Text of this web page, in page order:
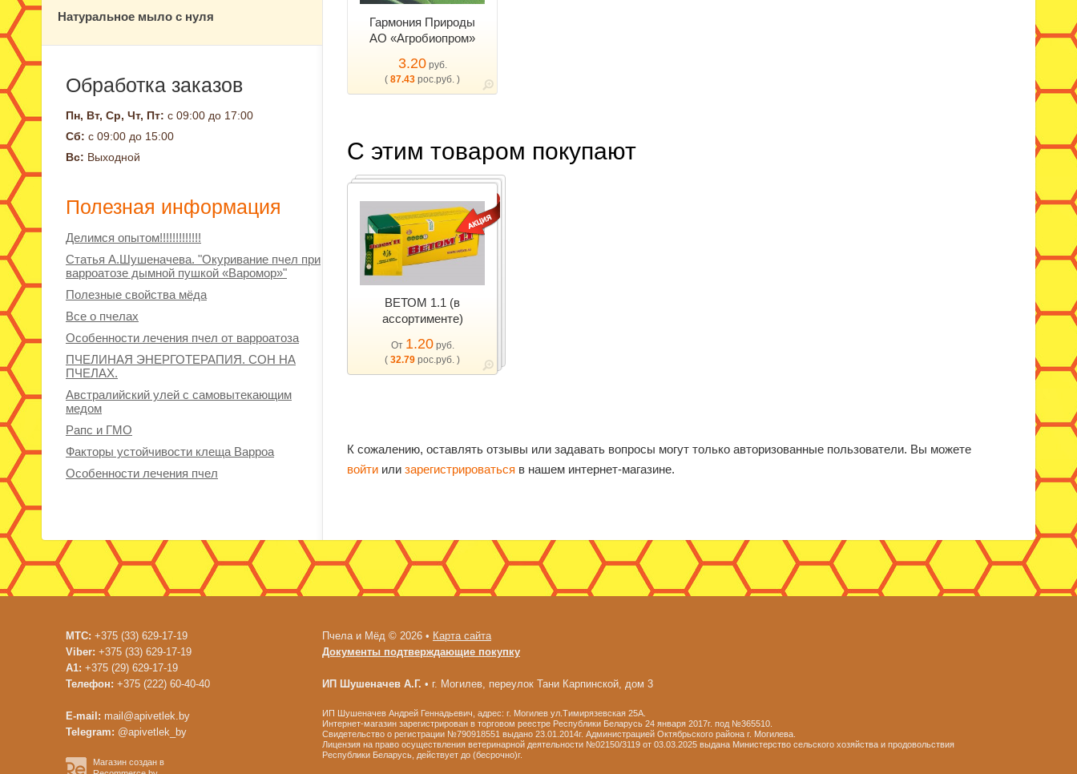
Гармония Природы
АО «Агробиопром»
3.20руб.
( 87.43 рос.руб. )
С этим товаром покупают
ВЕТОМ 1.1 (в
ассортименте)
От 1.20руб.
( 32.79 рос.руб. )
К сожалению, оставлять отзывы или задавать вопросы могут только авторизованные пользователи. Вы можете
войти или зарегистрироваться в нашем интернет-магазине.
Натуральное мыло с нуля
Обработка заказов
Пн, Вт, Ср, Чт, Пт: с 09:00 до 17:00
Сб: с 09:00 до 15:00
Вс: Выходной
Полезная информация
Делимся опытом!!!!!!!!!!!!!
Статья А.Шушеначева. "Окуривание пчел при
варроатозе дымной пушкой «Варомор»"
Полезные свойства мёда
Все о пчелах
Особенности лечения пчел от варроатоза
ПЧЕЛИНАЯ ЭНЕРГОТЕРАПИЯ. СОН НА
ПЧЕЛАХ.
Австралийский улей с самовытекающим
медом
Рапс и ГМО
Факторы устойчивости клеща Варроа
Особенности лечения пчел
МТС: +375 (33) 629-17-19
Viber: +375 (33) 629-17-19
A1: +375 (29) 629-17-19
Телефон: +375 (222) 60-40-40
E-mail: mail@apivetlek.by
Telegram: @apivetlek_by
Магазин создан в
Пчела и Мёд © 2026 • Карта сайта
Документы подтверждающие покупку
ИП Шушеначев А.Г. • г. Могилев, переулок Тани Карпинской, дом 3
ИП Шушеначев Андрей Геннадьевич, адрес: г. Могилев ул.Тимирязевская 25А.
Интернет-магазин зарегистрирован в торговом реестре Республики Беларусь 24 января 2017г. под №365510.
Свидетельство о регистрации №790918551 выдано 23.01.2014г. Администрацией Октябрьского района г. Могилева.
Лицензия на право осуществления ветеринарной деятельности №02150/3119 от 03.03.2025 выдана Министерство сельского хозяйства и продовольствия
Республики Беларусь, действует до (бесрочно)г.